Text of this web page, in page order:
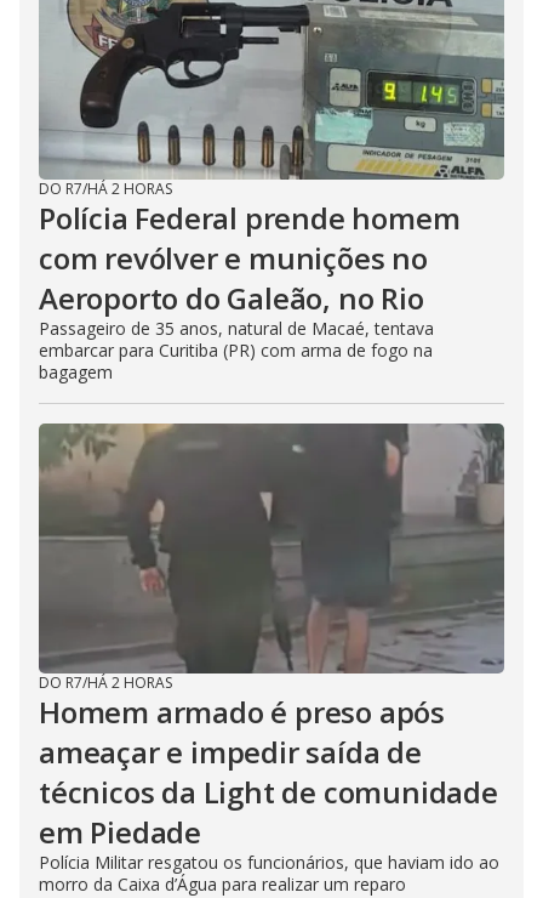
DO R7/HÁ 2 HORAS
Polícia Federal prende homem
com revólver e munições no
Aeroporto do Galeão, no Rio
Passageiro de 35 anos, natural de Macaé, tentava
embarcar para Curitiba (PR) com arma de fogo na
bagagem
DO R7/HÁ 2 HORAS
Homem armado é preso após
ameaçar e impedir saída de
técnicos da Light de comunidade
em Piedade
Polícia Militar resgatou os funcionários, que haviam ido ao
morro da Caixa d’Água para realizar um reparo